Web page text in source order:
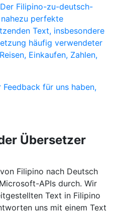
Filipino-zu-deutsch-
perfekte
Text, insbesondere
häufig verwendeter
Einkaufen, Zahlen,
für uns haben,
Übersetzer
Filipino nach Deutsch
APIs durch. Wir
Text in Filipino
uns mit einem Text